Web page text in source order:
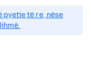
pyetje të re, nëse